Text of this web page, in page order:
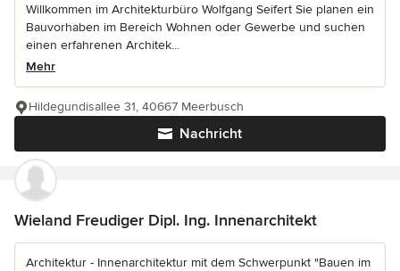
Willkommen im Architekturbüro Wolfgang Seifert Sie planen ein
Bauvorhaben im Bereich Wohnen oder Gewerbe und suchen
einen erfahrenen Architek...
Mehr
Nachricht
Hildegundisallee 31, 40667 Meerbusch
Wieland Freudiger Dipl. Ing. Innenarchitekt
Architektur - Innenarchitektur mit dem Schwerpunkt "Bauen im